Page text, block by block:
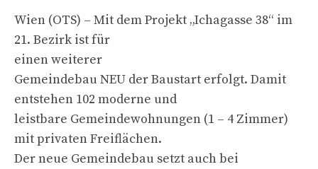
Wien (OTS) – Mit dem Projekt „Ichagasse 38“ im
21. Bezirk ist für
einen weiterer
Gemeindebau NEU der Baustart erfolgt. Damit
entstehen 102 moderne und
leistbare Gemeindewohnungen (1 – 4 Zimmer)
mit privaten Freiflächen.
Der neue Gemeindebau setzt auch bei